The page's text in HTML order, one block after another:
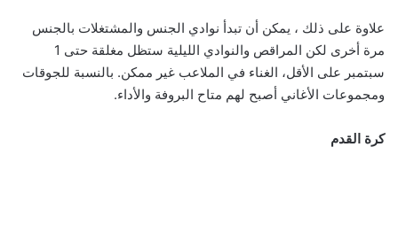
علاوة على ذلك ، يمكن أن تبدأ نوادي الجنس والمشتغلات بالجنس
مرة أخرى لكن المراقص والنوادي الليلية ستظل مغلقة حتى 1
سبتمبر على الأقل، الغناء في الملاعب غير ممكن. بالنسبة للجوقات
ومجموعات الأغاني أصبح لهم متاح البروفة والأداء.
كرة القدم